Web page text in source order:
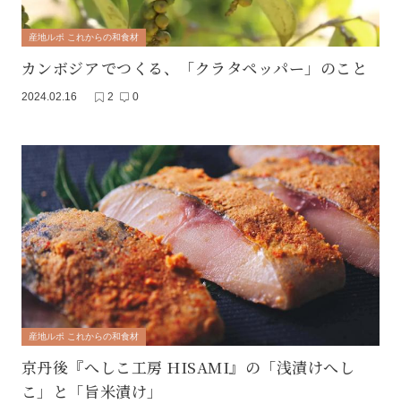
産地ルポ これからの和食材
カンボジアでつくる、「クラタペッパー」のこと
2024.02.16 2 0
産地ルポ これからの和食材
京丹後『へしこ工房 HISAMI』の「浅漬けへし
こ」と「旨米漬け」